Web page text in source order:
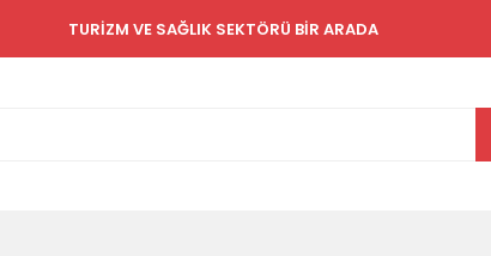
TURİZM VE SAĞLIK SEKTÖRÜ BİR ARADA